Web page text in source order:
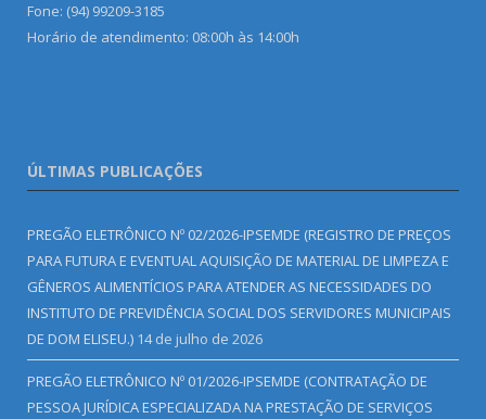
Fone: (94) 99209-3185
Horário de atendimento: 08:00h às 14:00h
ÚLTIMAS PUBLICAÇÕES
PREGÃO ELETRÔNICO Nº 02/2026-IPSEMDE (REGISTRO DE PREÇOS
PARA FUTURA E EVENTUAL AQUISIÇÃO DE MATERIAL DE LIMPEZA E
GÊNEROS ALIMENTÍCIOS PARA ATENDER AS NECESSIDADES DO
INSTITUTO DE PREVIDÊNCIA SOCIAL DOS SERVIDORES MUNICIPAIS
DE DOM ELISEU.) 14 de julho de 2026
PREGÃO ELETRÔNICO Nº 01/2026-IPSEMDE (CONTRATAÇÃO DE
PESSOA JURÍDICA ESPECIALIZADA NA PRESTAÇÃO DE SERVIÇOS